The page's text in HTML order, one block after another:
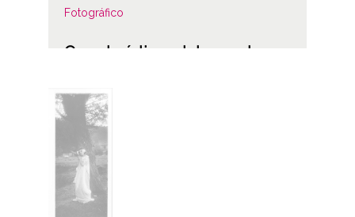
Fotográfico
Características del soporte
Fecha
1900 a 1920 (Atribuida)
19000101
19201231